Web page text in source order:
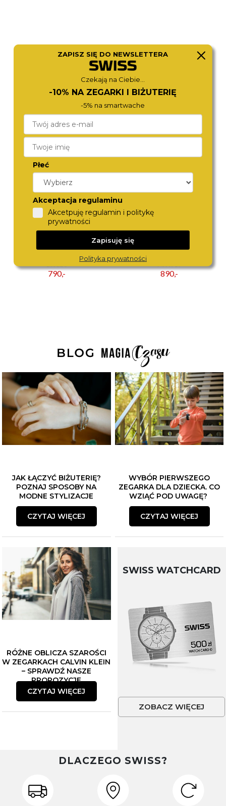
ES5305
980,-
MICHAEL KORS
MK4916
ES5220
790,-
MICHAEL KORS
MK4919
890,-
JAK ŁĄCZYĆ BIŻUTERIĘ?
POZNAJ SPOSOBY NA
MODNE STYLIZACJE
CZYTAJ WIĘCEJ
WYBÓR PIERWSZEGO
ZEGARKA DLA DZIECKA. CO
WZIĄĆ POD UWAGĘ?
CZYTAJ WIĘCEJ
RÓŻNE OBLICZA SZAROŚCI
W ZEGARKACH CALVIN KLEIN
– SPRAWDŹ NASZE
PROPOZYCJE
CZYTAJ WIĘCEJ
SWISS WATCHCARD
ZOBACZ WIĘCEJ
DLACZEGO SWISS?
ZAPISZ SIĘ DO NEWSLETTERA
Czekają na Ciebie...
-10% NA ZEGARKI I BIŻUTERIĘ
-5% na smartwache
Płeć
Akceptacja regulaminu
Akcetpuję regulamin i politykę
prywatności
Zapisuję się
Polityka prywatności